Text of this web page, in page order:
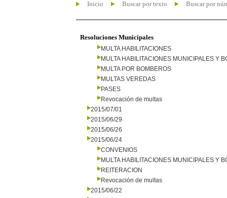
Inicio Buscar por texto Buscar por
Resoluciones Municipales
MULTA HABILITACIONES
MULTA HABILITACIONES MUNICIPALES Y
MULTA POR BOMBEROS
MULTAS VEREDAS
PASES
Revocación de multas
2015/07/01
2015/06/29
2015/06/26
2015/06/24
CONVENIOS
MULTA HABILITACIONES MUNICIPALES Y
REITERACION
Revocación de multas
2015/06/22